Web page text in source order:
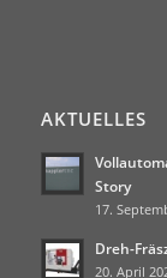
AKTUELLES
Story
17.
Dreh-
20. April